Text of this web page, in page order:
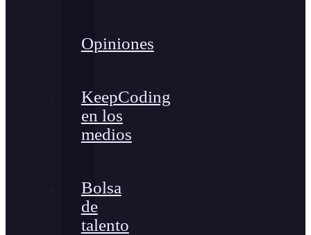
Opiniones
KeepCoding
en los
medios
Bolsa
de
talento